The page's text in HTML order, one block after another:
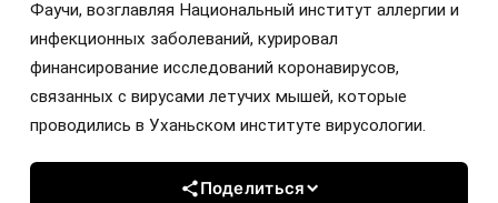
Фаучи, возглавляя Национальный институт аллергии и
инфекционных заболеваний, курировал
финансирование исследований коронавирусов,
связанных с вирусами летучих мышей, которые
проводились в Уханьском институте вирусологии.
Поделиться